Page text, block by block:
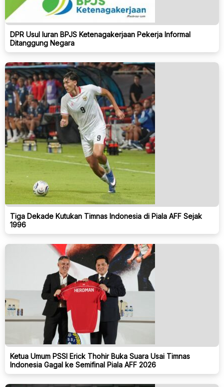
DPR Usul Iuran BPJS Ketenagakerjaan Pekerja Informal
Ditanggung Negara
Tiga Dekade Kutukan Timnas Indonesia di Piala AFF Sejak
1996
Ketua Umum PSSI Erick Thohir Buka Suara Usai Timnas
Indonesia Gagal ke Semifinal Piala AFF 2026